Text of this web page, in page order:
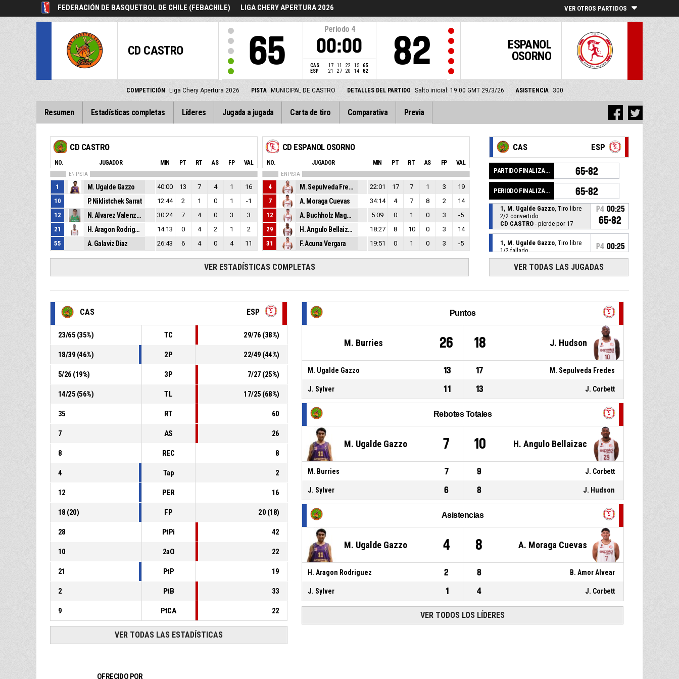
FEDERACIÓN DE BASQUETBOL DE CHILE (FEBACHILE) LIGA CHERY APERTURA 2026 VER OTROS PARTIDOS
CD CASTRO 65
Periodo 4
00:00
CAS 17 11 22 15
65
ESP
21 27 20 14 82
ESPANOL
OSORNO
82
COMPETICIÓN Liga Chery Apertura 2026 PISTA MUNICIPAL DE CASTRO DETALLES DEL PARTIDO Salto inicial: 19:00 GMT 29/3/26 ASISTENCIA 300
Resumen Estadísticas completas Líderes Jugada a jugada Carta de tiro Comparativa Previa
CD CASTRO
NO. JUGADOR MIN PT RT AS FP VAL
EN PISTA
1 M. Ugalde Gazzo 40:00 13 7 4 1
16
10
P. Niklistchek Sarrat 12:44 2 1 0 1
-1
12
N. Alvarez Valenzuela 30:24 7 4 0 3
3
21
H. Aragon Rodriguez 14:13 0 4 2 1
2
55
A. Galaviz Diaz 26:43 6 4 0 4 11
CD ESPANOL OSORNO
NO. JUGADOR MIN PT RT AS FP VAL
EN PISTA
4 M. Sepulveda Fredes 22:01 17 7 1 3
19
7
A. Moraga Cuevas 34:14 4 7 8 2
14
12
A. Buchholz Magnere 5:09 0 1 0 3
-5
29
H. Angulo Bellaizac 18:27 8 10 0 3
14
31
F. Acuna Vergara 19:51 0 1 0 3 -5
VER ESTADÍSTICAS COMPLETAS
CAS ESP
PARTIDO FINALIZADO 65-82
PERIODO FINALIZADO 65-82
1, M. Ugalde Gazzo, Tiro libre
2/2 convertido
CD CASTRO - pierde por 17
P4 00:25
65-82
1, M. Ugalde Gazzo, Tiro libre
1/2 fallado
P4 00:25
P400:25
7, A. Moraga Cuevas, Falta
personal
P400:28
2PT bandeja fallado
P400:51
Recuperación
12, N. Alvarez Valenzuela,
P400:51
VER TODAS LAS JUGADAS
CAS ESP
23/65 (35%) TC 29/76 (38%)
18/39 (46%) 2P 22/49 (44%)
5/26 (19%) 3P 7/27 (25%)
14/25 (56%) TL 17/25 (68%)
35 RT 60
7 AS 26
8 REC 8
4 Tap 2
12 PER 16
18 (20) FP 20 (18)
28 PtPi 42
10 2aO 22
21 PtP 19
2 PtB 33
9 PtCA 22
VER TODAS LAS ESTADÍSTICAS
Puntos
M. Burries 26 18 J. Hudson
M. Ugalde Gazzo 13 17 M. Sepulveda Fredes
J. Sylver 11 13 J. Corbett
Rebotes Totales
M. Ugalde Gazzo 7 10 H. Angulo Bellaizac
M. Burries 7 9 J. Corbett
J. Sylver 6 8 J. Hudson
Asistencias
M. Ugalde Gazzo 4 8 A. Moraga Cuevas
H. Aragon Rodriguez 2 8 B. Amor Alvear
J. Sylver 1 4 J. Corbett
VER TODOS LOS LÍDERES
OFRECIDO POR